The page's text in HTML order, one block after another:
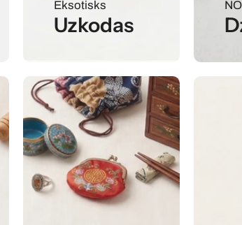
Eksotisks
Uzkodas